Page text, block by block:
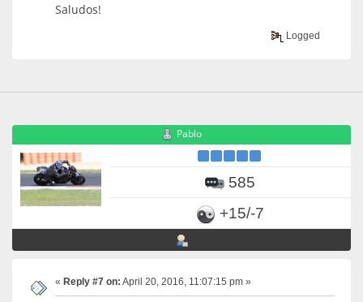
Saludos!
Logged
Pablo
585
+15/-7
« Reply #7 on: April 20, 2016, 11:07:15 pm »